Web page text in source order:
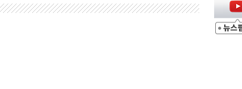
와 '누리호 5기분 엔진 구성품' 수주
해 前교정본부장 불구속 기소
주 경선서 낙선